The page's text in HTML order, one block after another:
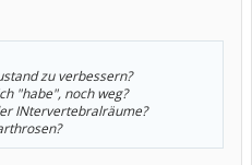
zu verbessern?
"habe", noch weg?
INtervertebralräume?